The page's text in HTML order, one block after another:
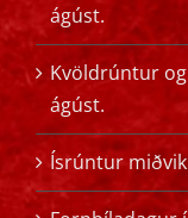
ágúst.
Kvöldrúntur
ágúst.
Ísrúntur